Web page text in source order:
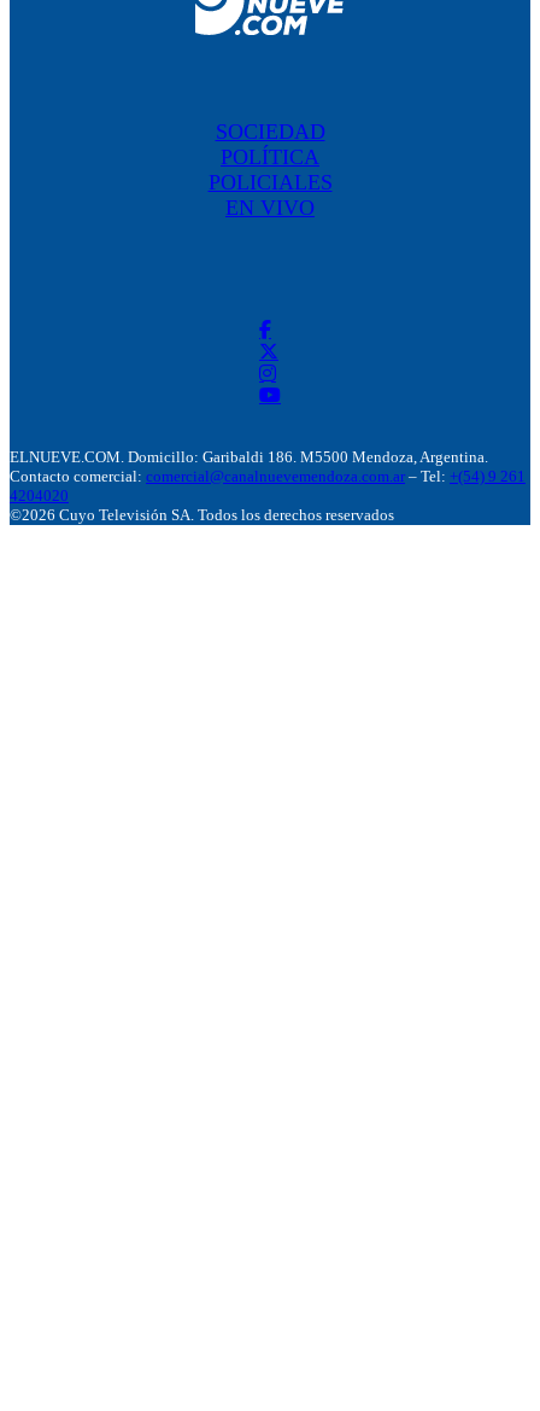
SOCIEDAD
POLÍTICA
POLICIALES
EN VIVO
ELNUEVE.COM. Domicillo: Garibaldi 186. M5500 Mendoza, Argentina.
Contacto comercial: comercial@canalnuevemendoza.com.ar – Tel: +(54) 9 261
4204020
©2026 Cuyo Televisión SA. Todos los derechos reservados